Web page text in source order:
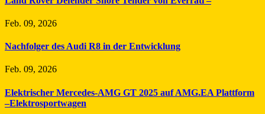
Feb. 09, 2026
Nachfolger des Audi R8 in der Entwicklung
Feb. 09, 2026
Elektrischer Mercedes-AMG GT 2025 auf AMG.EA Plattform
–Elektrosportwagen